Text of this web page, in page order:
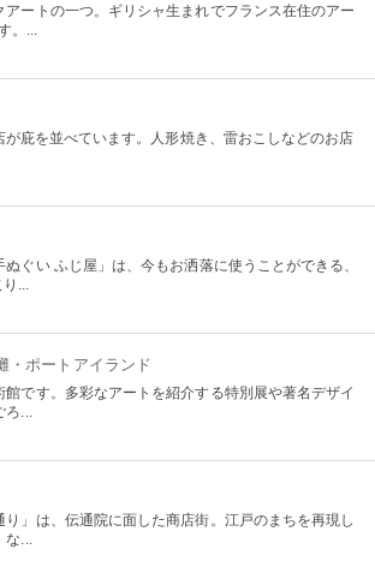
ートの一つ。ギリシャ生まれでフランス在住のアー
。...
庇を並べています。人形焼き、雷おこしなどのお店
ぐい ふじ屋」は、今もお洒落に使うことができる、
...
・ポートアイランド
です。多彩なアートを紹介する特別展や著名デザイ
ろ...
」は、伝通院に面した商店街。江戸のまちを再現し
な...